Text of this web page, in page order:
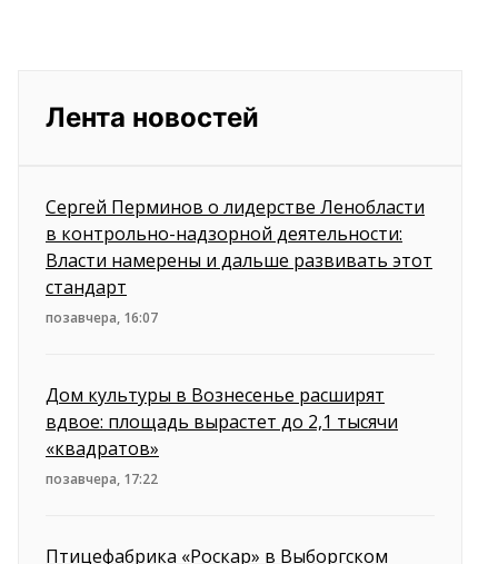
Лента новостей
Сергей Перминов о лидерстве Ленобласти
в контрольно-надзорной деятельности:
Власти намерены и дальше развивать этот
стандарт
позавчера, 16:07
Дом культуры в Вознесенье расширят
вдвое: площадь вырастет до 2,1 тысячи
«квадратов»
позавчера, 17:22
Птицефабрика «Роскар» в Выборгском